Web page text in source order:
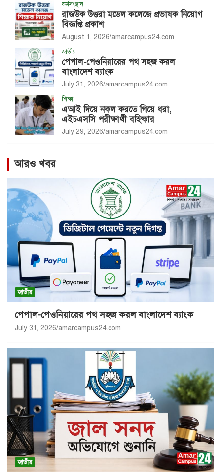
কর্মসংস্থান
রাজউক উত্তরা মডেল কলেজে প্রভাষক নিয়োগ
বিজ্ঞপ্তি প্রকাশ
August 1, 2026 amarcampus24.com
জাতীয়
পেপাল-পেওনিয়ারের পথ সহজ করল
বাংলাদেশ ব্যাংক
July 31, 2026 amarcampus24.com
শিক্ষা
এআই দিয়ে নকল করতে গিয়ে ধরা,
এইচএসসি পরীক্ষার্থী বহিষ্কার
July 29, 2026 amarcampus24.com
আরও খবর
জাতীয়
পেপাল-পেওনিয়ারের পথ সহজ করল বাংলাদেশ ব্যাংক
July 31, 2026 amarcampus24.com
জাতীয়